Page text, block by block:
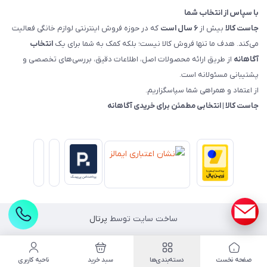
با سپاس از انتخاب شما
جاست کالا بیش از ۶ سال است
که در حوزه فروش اینترنتی لوازم خانگی فعالیت
می‌کند. هدف ما تنها فروش کالا نیست؛ بلکه کمک به شما برای یک انتخاب
آگاهانه از طریق ارائه محصولات اصل، اطلاعات دقیق، بررسی‌های تخصصی و
پشتیبانی مسئولانه است.
از اعتماد و همراهی شما سپاسگزاریم.
جاست کالا | انتخابی مطمئن برای خریدی آگاهانه
ساخت سایت توسط پرتال
صفحه نخست دسته‌بندی‌ها سبد خرید ناحیه کاربری